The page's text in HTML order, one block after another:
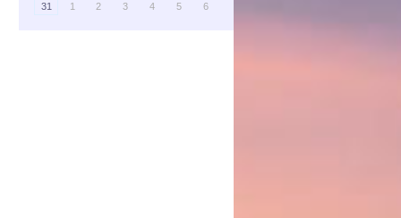
31
1 2 3 4 5 6